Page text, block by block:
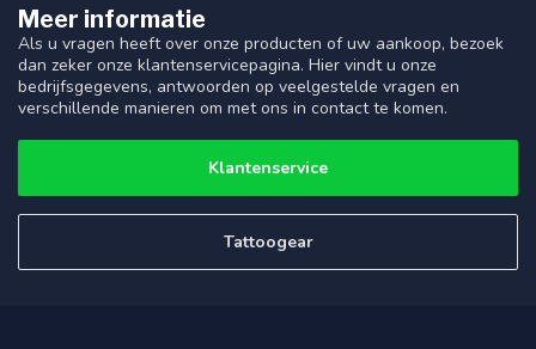
Meer informatie
Als u vragen heeft over onze producten of uw aankoop, bezoek
dan zeker onze klantenservicepagina. Hier vindt u onze
bedrijfsgegevens, antwoorden op veelgestelde vragen en
verschillende manieren om met ons in contact te komen.
Klantenservice
Tattoogear